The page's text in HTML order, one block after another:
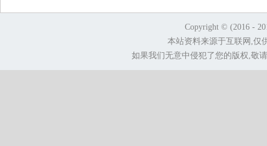
Copyright © (2016 -
本站资料来源于互联网,仅
如果我们无意中侵犯了您的版权,敬